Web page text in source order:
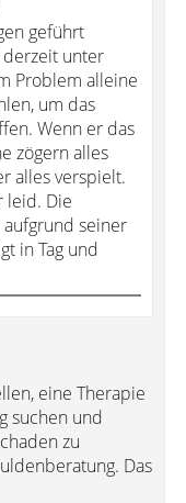
geführt
unter
Problem alleine
um das
Wenn er das
zögern alles
alles verspielt.
leid. Die
seiner
in Tag und
eine Therapie
suchen und
zu
Das